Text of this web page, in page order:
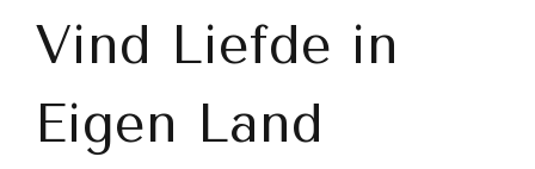
Vind Liefde in
Eigen Land